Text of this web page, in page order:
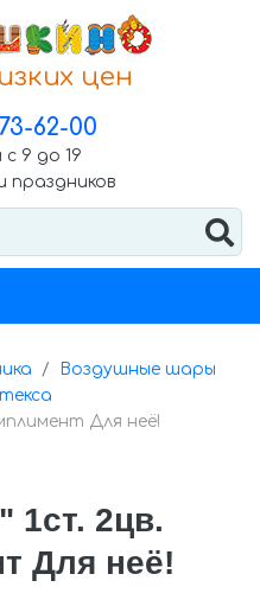
цен
62-00
9 до 19
праздников
Воздушные шары
Для неё!
1ст. 2цв.
Для неё!